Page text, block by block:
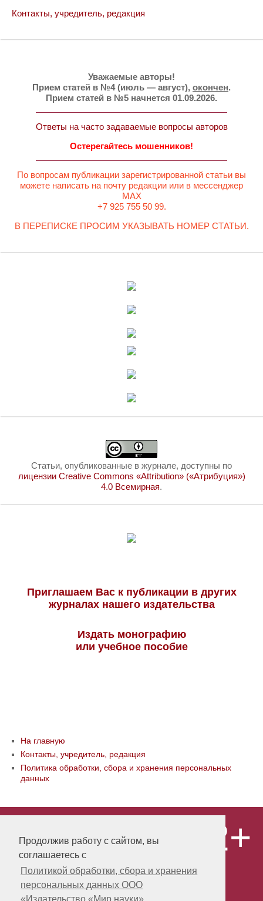
Продолжив работу с сайтом, вы
соглашаетесь с
Политикой обработки, сбора и хранения
персональных данных ООО
Контакты, учредитель, редакция
Уважаемые авторы!
Прием статей в №4 (июль — август), окончен.
Прием статей в №5 начнется 01.09.2026.
Ответы на часто задаваемые вопросы авторов
Остерегайтесь мошенников!
По вопросам публикации зарегистрированной статьи вы
можете написать на почту редакции или в мессенджер
MAX
+7 925 755 50 99.
В ПЕРЕПИСКЕ ПРОСИМ УКАЗЫВАТЬ НОМЕР СТАТЬИ.
Статьи, опубликованные в журнале, доступны по
лицензии Creative Commons «Attribution» («Атрибуция»)
4.0 Всемирная.
Приглашаем Вас к публикации в других
журналах нашего издательства
Издать монографию
или учебное пособие
На главную
Контакты, учредитель, редакция
Политика обработки, сбора и хранения персональных
данных
«Publishing company «World of science»,
LLC Материалы, размещенные на сайте,
охраняются Законом о защите авторских
прав. Публикация любых материалов
этого сайта запрещена без
предварительного согласования с
издательством. Авторские права на
12+